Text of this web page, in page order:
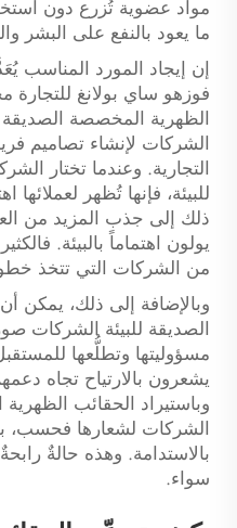
مواد عضوية تُزرع دون
ما يعود بالنفع على البشر
إن إيجاد المورد المناسب
فوزهو ساي بولانغ
الظهرية المخصصة الصديقة
الشركات لإنشاء تصاميم
التجارية. وعندما تختار
للبيئة، فإنها تُظهر لعملائها
ذلك إلى جذب المزيد من
يولون اهتماماً بالبيئة.
من الشركات التي تتخذ
وبالإضافة إلى ذلك، يمكن
الصديقة للبيئة الشركات
مسؤوليتها وتطلُّعها
يشعرون بالارتياح تجاه
وباستيراد الحقائب الظهرية
الشركات لشعارها فحسب، بل
بالاستدامة. وهذه حالةٌ
سواء.